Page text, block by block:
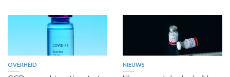
OVERHEID NIEUWS